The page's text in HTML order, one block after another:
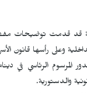
قد قدمت
وعلى رأسها قانون
المرسوم الرئاسي في
والدستورية.